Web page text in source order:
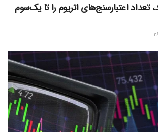
تعداد اعتبارسنج‌های اتریوم را تا یک‌سوم